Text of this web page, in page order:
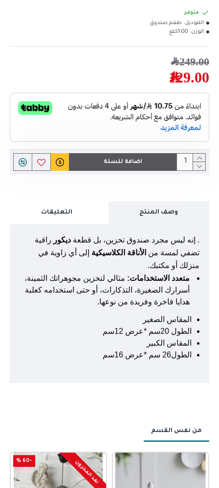
129.00﷼
249.00﷼
متوفر
الموديل: طقم صندوق
الوزن: 1.00كلغ
اضافة للسلة
وصف المنتج التعليقات
. إنه ليس مجرد صندوق تخزين، بل قطعة ديكور راقية
تضفي لمسة من الأناقة الكلاسيكية إلى أي زاوية في
منزلك أو مكتبك.
متعدد الاستخدامات: مثالي لتخزين مجوهراتك الثمينة،
أسرارك الصغيرة، التذكارات، أو حتى استخدامه كعلبة
هدايا فاخرة وفريدة من نوعها.
المقاس الصغير
الطول 20سم *عرض 12سم
المقاس الكبير
الطول26 سم *عرض 16سم
من نفس القسم
-60 % نفذ المخزون